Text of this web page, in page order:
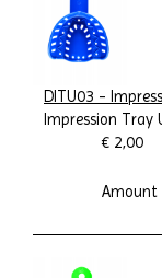
DITU03 -
Impression Tray
€ 2,00
Amount